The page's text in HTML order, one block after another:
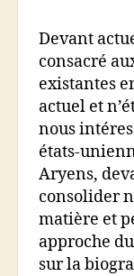
Devant
consacré
existantes
actuel et
nous
états-
Aryens,
consolider
matière et
approche
sur la